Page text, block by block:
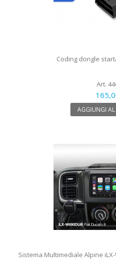
Coding dongle
Art.
AGGIUNGI AL
Sistema Multimediale Alpine